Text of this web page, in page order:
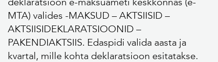
MTA) valides -MAKSUD – AKTSIISID –
AKTSIISIDEKLARATSIOONID –
PAKENDIAKTSIIS. Edaspidi valida aasta ja
kvartal, mille kohta deklaratsioon esitatakse.